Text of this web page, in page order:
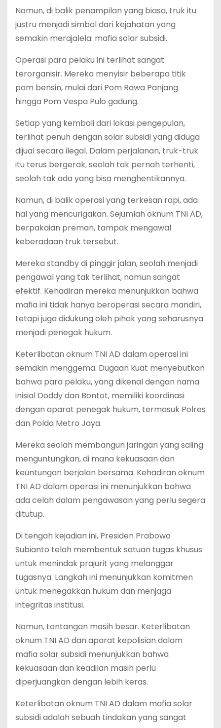
Namun, di balik penampilan yang biasa, truk itu
justru menjadi simbol dari kejahatan yang
semakin merajalela: mafia solar subsidi.
Operasi para pelaku ini terlihat sangat
terorganisir. Mereka menyisir beberapa titik
pom bensin, mulai dari Pom Rawa Panjang
hingga Pom Vespa Pulo gadung.
Setiap yang kembali dari lokasi pengepulan,
terlihat penuh dengan solar subsidi yang diduga
dijual secara ilegal. Dalam perjalanan, truk-truk
itu terus bergerak, seolah tak pernah terhenti,
seolah tak ada yang bisa menghentikannya.
Namun, di balik operasi yang terkesan rapi, ada
hal yang mencurigakan. Sejumlah oknum TNI AD,
berpakaian preman, tampak mengawal
keberadaan truk tersebut.
Mereka standby di pinggir jalan, seolah menjadi
pengawal yang tak terlihat, namun sangat
efektif. Kehadiran mereka menunjukkan bahwa
mafia ini tidak hanya beroperasi secara mandiri,
tetapi juga didukung oleh pihak yang seharusnya
menjadi penegak hukum.
Keterlibatan oknum TNI AD dalam operasi ini
semakin menggema. Dugaan kuat menyebutkan
bahwa para pelaku, yang dikenal dengan nama
inisial Doddy dan Bontot, memiliki koordinasi
dengan aparat penegak hukum, termasuk Polres
dan Polda Metro Jaya.
Mereka seolah membangun jaringan yang saling
menguntungkan, di mana kekuasaan dan
keuntungan berjalan bersama. Kehadiran oknum
TNI AD dalam operasi ini menunjukkan bahwa
ada celah dalam pengawasan yang perlu segera
ditutup.
Di tengah kejadian ini, Presiden Prabowo
Subianto telah membentuk satuan tugas khusus
untuk menindak prajurit yang melanggar
tugasnya. Langkah ini menunjukkan komitmen
untuk menegakkan hukum dan menjaga
integritas institusi.
Namun, tantangan masih besar. Keterlibatan
oknum TNI AD dan aparat kepolisian dalam
mafia solar subsidi menunjukkan bahwa
kekuasaan dan keadilan masih perlu
diperjuangkan dengan lebih keras.
Keterlibatan oknum TNI AD dalam mafia solar
subsidi adalah sebuah tindakan yang sangat